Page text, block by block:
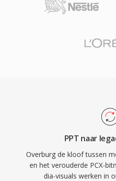
PPT naar
Overburg de kloof tussen
en het verouderde PCX-
dia-visuals werken in